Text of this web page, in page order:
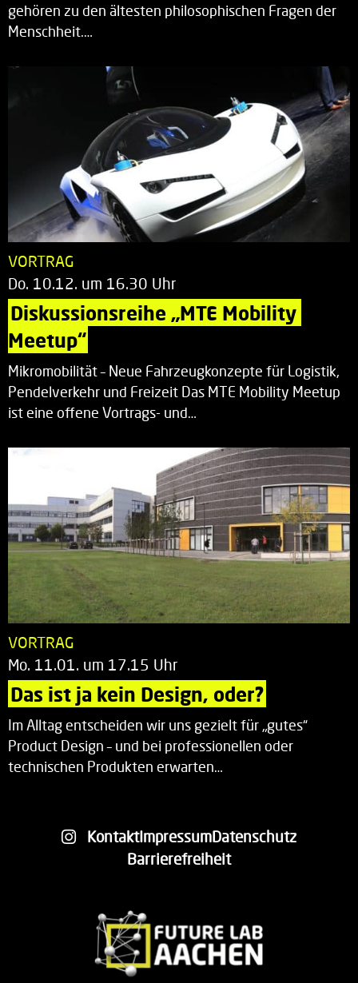
gehören zu den ältesten philosophischen Fragen der
Menschheit.…
VORTRAG
Do. 10.12. um 16.30 Uhr
Diskussionsreihe „MTE Mobility
Meetup“
Mikromobilität – Neue Fahrzeugkonzepte für Logistik,
Pendelverkehr und Freizeit Das MTE Mobility Meetup
ist eine offene Vortrags- und…
VORTRAG
Mo. 11.01. um 17.15 Uhr
Das ist ja kein Design, oder?
Im Alltag entscheiden wir uns gezielt für „gutes“
Product Design – und bei professionellen oder
technischen Produkten erwarten…
KontaktImpressumDatenschutz
Barrierefreiheit